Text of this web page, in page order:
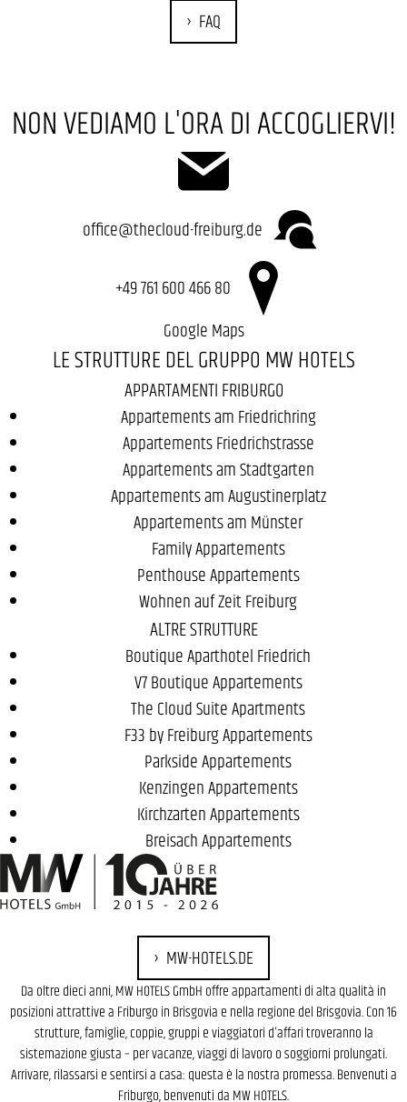
FAQ
NON VEDIAMO L'ORA DI ACCOGLIERVI!
office@thecloud-freiburg.de
+49 761 600 466 80
Google Maps
LE STRUTTURE DEL GRUPPO MW HOTELS
APPARTAMENTI FRIBURGO
Appartements am Friedrichring
Appartements Friedrichstrasse
Appartements am Stadtgarten
Appartements am Augustinerplatz
Appartements am Münster
Family Appartements
Penthouse Appartements
Wohnen auf Zeit Freiburg
ALTRE STRUTTURE
Boutique Aparthotel Friedrich
V7 Boutique Appartements
The Cloud Suite Apartments
F33 by Freiburg Appartements
Parkside Appartements
Kenzingen Appartements
Kirchzarten Appartements
Breisach Appartements
MW-HOTELS.DE
Da oltre dieci anni, MW HOTELS GmbH offre appartamenti di alta qualità in
posizioni attrattive a Friburgo in Brisgovia e nella regione del Brisgovia. Con 16
strutture, famiglie, coppie, gruppi e viaggiatori d'affari troveranno la
sistemazione giusta – per vacanze, viaggi di lavoro o soggiorni prolungati.
Arrivare, rilassarsi e sentirsi a casa: questa è la nostra promessa. Benvenuti a
Friburgo, benvenuti da MW HOTELS.